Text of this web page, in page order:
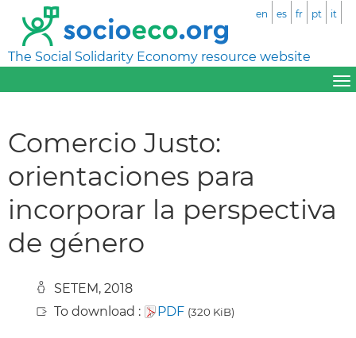
The Social Solidarity Economy resource website
en es fr pt it
Comercio Justo:
orientaciones para
incorporar la perspectiva
de género
SETEM, 2018
To download :
PDF (320 KiB)